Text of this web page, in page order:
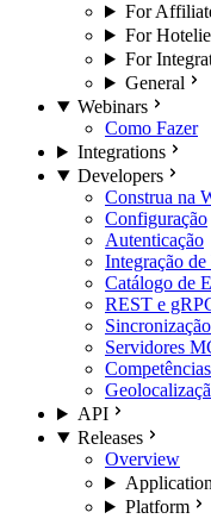
For
For
For
General
Webinars
Como Fazer
Integrations
Developers
Construa na
Configuração
Autenticação
Integração
Catálogo de
REST e
Servidores
API
Releases
Overview
Application
Platform